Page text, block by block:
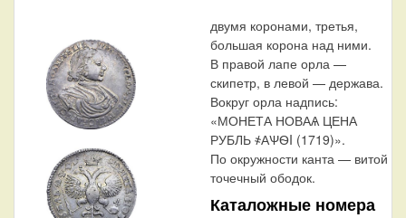
двумя коронами, третья,
большая корона над ними.
В правой лапе орла —
скипетр, в левой — держава.
Вокруг орла надпись:
«МОНЕТА НОВАѦ ЦЕНА
РУБЛЬ ҂АѰѲI (1719)».
По окружности канта — витой
точечный ободок.
Каталожные номера